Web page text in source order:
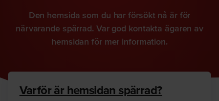
Den hemsida som du har försökt nå är för
närvarande spärrad. Var god kontakta ägaren av
hemsidan för mer information.
Varför är hemsidan spärrad?